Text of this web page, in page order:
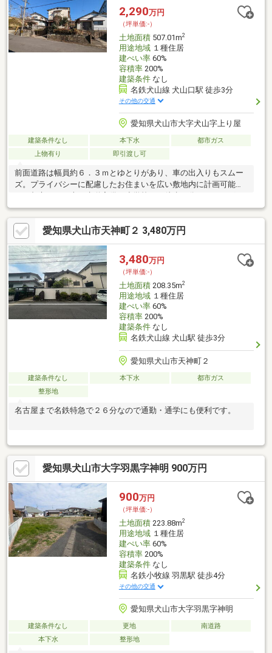
のんびりピクニックやお子様と遊んでリフレッシュできます。■
周辺環境■・犬山西小学校 徒歩約3分・犬山中学校 徒歩約7分
お気軽にお問い合わせくださいませ！
2,290万円
（坪単価:-）
土地面積507.01m2
用途地域１種住居
建ぺい率60%
容積率200%
建築条件なし
名鉄犬山線 犬山口駅 徒歩3分
その他の交通
愛知県犬山市大字犬山字上り屋
建築条件なし 本下水
都市ガス
上物有り
即引渡し可
前面道路は幅員約６．３ｍとゆとりがあり、車の出入りもスムー
ズ。プライバシーに配慮したお住まいを広い敷地内に計画可能で
トアも徒歩圏内で生活利便性と閑静な環境のバランスが取れた立
地です。即引渡し可能のため、スムーズにお客様の計画を進めて
いただけます。※現在戸建住宅が建っている土地（１７１．０１
㎡）と、その東側隣地（３３６㎡）の２筆セットでの販売となり
ます。・土地面積約５０７㎡（約１５３坪）のゆとりある敷地・
間口約９．５ｍ×前面道路幅員約６．３ｍで開放感あり・市街化区
域・第一種住居地域・都市ガス・公営水道・公共下水
愛知県犬山市天神町２ 3,480万円
3,480万円
（坪単価:-）
土地面積208.35m2
用途地域１種住居
建ぺい率60%
容積率200%
建築条件なし
名鉄犬山線 犬山駅 徒歩3分
愛知県犬山市天神町２
建築条件なし 本下水
都市ガス
整形地
名古屋まで名鉄特急で２６分なので通勤・通学にも便利です。
愛知県犬山市大字羽黒字神明 900万円
900万円
（坪単価:-）
土地面積223.88m2
用途地域１種住居
建ぺい率60%
容積率200%
建築条件なし
名鉄小牧線 羽黒駅 徒歩4分
その他の交通
愛知県犬山市大字羽黒字神明
建築条件なし 更地
南道路
本下水
整形地